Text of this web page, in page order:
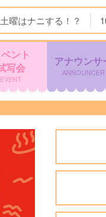
土曜はナニする！？
ント
写会
EVENT
アナウンサ
ANNOUNCER